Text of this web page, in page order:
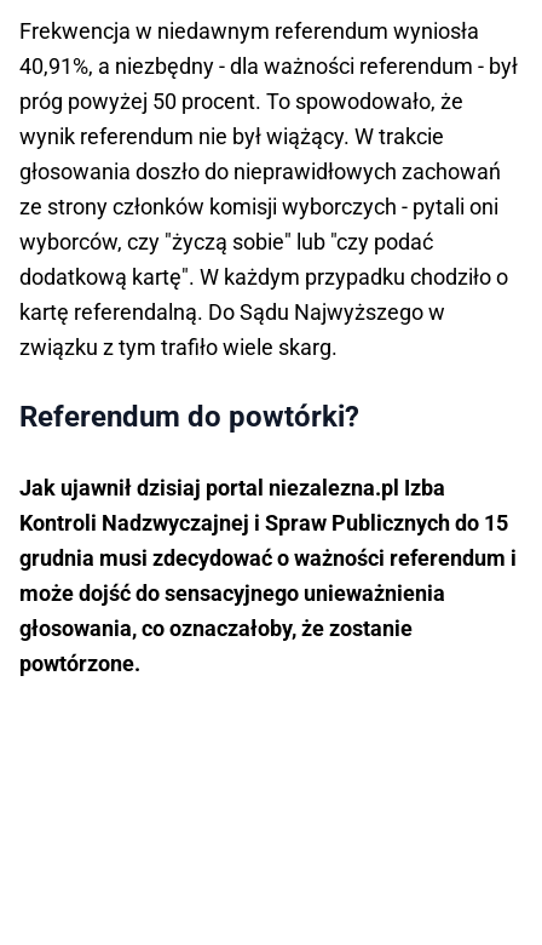
Frekwencja w niedawnym referendum wyniosła
40,91%, a niezbędny - dla ważności referendum - był
próg powyżej 50 procent. To spowodowało, że
wynik referendum nie był wiążący. W trakcie
głosowania doszło do nieprawidłowych zachowań
ze strony członków komisji wyborczych - pytali oni
wyborców, czy "życzą sobie" lub "czy podać
dodatkową kartę". W każdym przypadku chodziło o
kartę referendalną. Do Sądu Najwyższego w
związku z tym trafiło wiele skarg.
Referendum do powtórki?
Jak ujawnił dzisiaj portal niezalezna.pl Izba
Kontroli Nadzwyczajnej i Spraw Publicznych do 15
grudnia musi zdecydować o ważności referendum i
może dojść do sensacyjnego unieważnienia
głosowania, co oznaczałoby, że zostanie
powtórzone.